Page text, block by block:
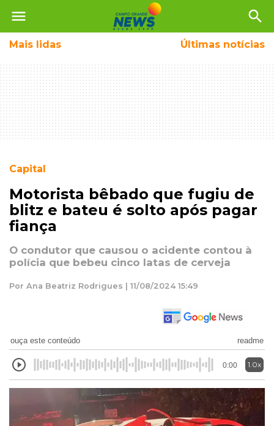
menu search
Mais lidas Últimas notícias
Capital
Motorista bêbado que fugiu de
blitz e bateu é solto após pagar
fiança
O condutor que causou o acidente contou à
polícia que bebeu cinco latas de cerveja
Por Ana Beatriz Rodrigues | 11/08/2024 15:49
ouça este conteúdo readme
0:00 1.0x